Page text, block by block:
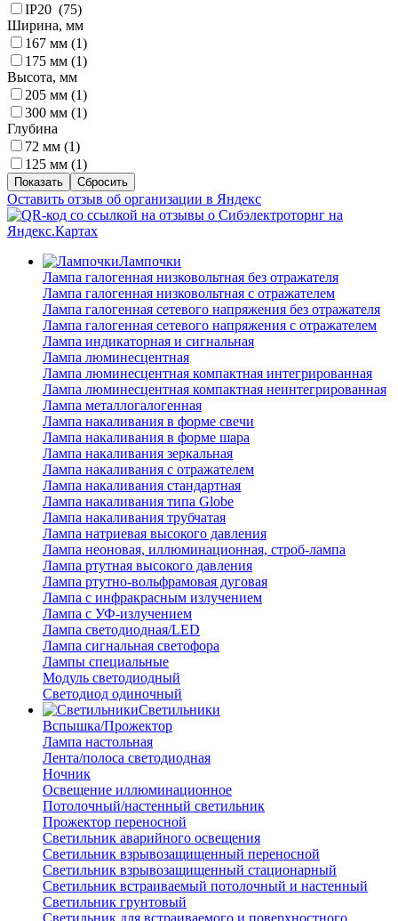
IP20 (75)
Ширина, мм
167 мм (1)
175 мм (1)
Высота, мм
205 мм (1)
300 мм (1)
Глубина
72 мм (1)
125 мм (1)
Оставить отзыв об организации в Яндекс
Лампочки
Лампа галогенная низковольтная без отражателя
Лампа галогенная низковольтная с отражателем
Лампа галогенная сетевого напряжения без отражателя
Лампа галогенная сетевого напряжения с отражателем
Лампа индикаторная и сигнальная
Лампа люминесцентная
Лампа люминесцентная компактная интегрированная
Лампа люминесцентная компактная неинтегрированная
Лампа металлогалогенная
Лампа накаливания в форме свечи
Лампа накаливания в форме шара
Лампа накаливания зеркальная
Лампа накаливания с отражателем
Лампа накаливания стандартная
Лампа накаливания типа Globe
Лампа накаливания трубчатая
Лампа натриевая высокого давления
Лампа неоновая, иллюминационная, строб-лампа
Лампа ртутная высокого давления
Лампа ртутно-вольфрамовая дуговая
Лампа с инфракрасным излучением
Лампа с УФ-излучением
Лампа светодиодная/LED
Лампа сигнальная светофора
Лампы специальные
Модуль светодиодный
Светодиод одиночный
Светильники
Вспышка/Прожектор
Лампа настольная
Лента/полоса светодиодная
Ночник
Освещение иллюминационное
Потолочный/настенный светильник
Прожектор переносной
Светильник аварийного освещения
Светильник взрывозащищенный переносной
Светильник взрывозащищенный стационарный
Светильник встраиваемый потолочный и настенный
Светильник грунтовый
Светильник для встраиваемого и поверхностного